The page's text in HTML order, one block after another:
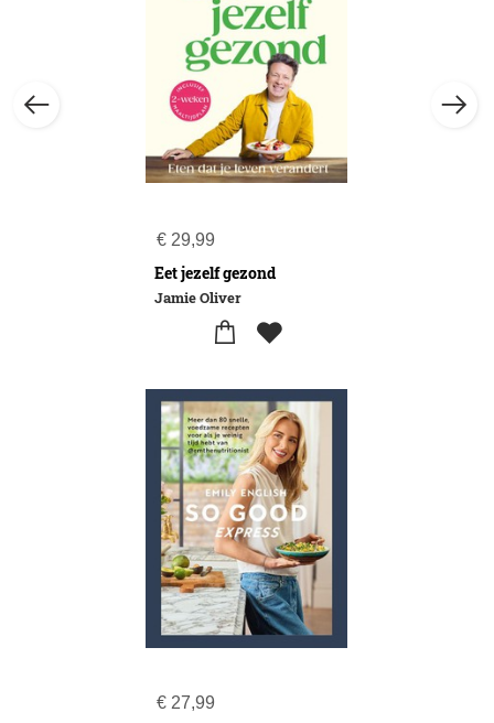
€ 29,99
Eet jezelf gezond
Jamie Oliver
€ 27,99